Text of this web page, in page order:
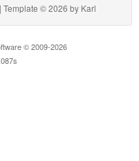
© 2026 by Karl
© 2009-2026